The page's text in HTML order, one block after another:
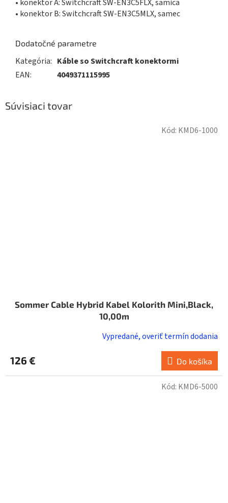
• konektor A: Switchcraft SW-EN3C5FLX, samica
• konektor B: Switchcraft SW-EN3C5MLX, samec
Dodatočné parametre
Kategória: Káble so Switchcraft konektormi
EAN: 4049371115995
Súvisiaci tovar
Sommer Cable Hybrid Kabel Kolorith Mini,Black,
10,00m
Vypredané, overiť termín dodania
126 € Do košíka
Kód: KMD6-1000
Kód: KMD6-5000